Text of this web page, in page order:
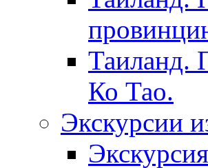
Таиланд.
Ко Тао.
Экскурсии